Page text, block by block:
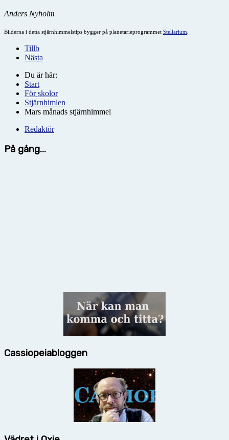
Anders Nyholm
Bilderna i detta stjärnhimmelstips bygger på planetarieprogrammet Stellarium
Tillb
Nästa
Du är här:
Start
För skolor
Stjärnhimlen
Mars månads stjärnhimmel
Redaktör
På gång...
Cassiopeiabloggen